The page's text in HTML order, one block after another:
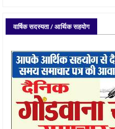
वार्षिक सदस्यता / आर्थिक सहयोग